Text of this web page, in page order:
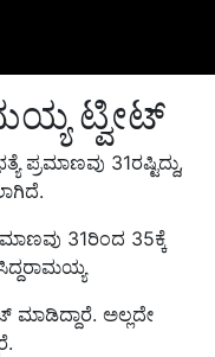
ಟ್ವೀಟ್
ಪ್ರಮಾಣವು 31ರಷ್ಟಿದ್ದು,
31ರಿಂದ 35ಕ್ಕೆ
ಅಲ್ಲದೇ